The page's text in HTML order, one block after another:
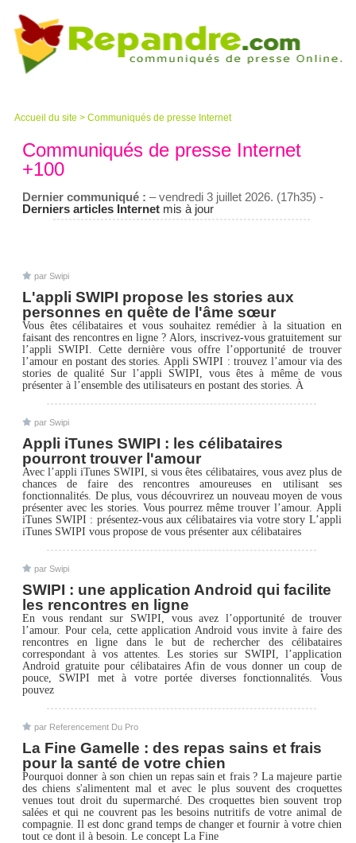
Accueil du site > Communiqués de presse Internet
Communiqués de presse Internet
+100
Dernier communiqué : – vendredi 3 juillet 2026. (17h35) -
Derniers articles Internet mis à jour
par Swipi
L'appli SWIPI propose les stories aux
personnes en quête de l'âme sœur
Vous êtes célibataires et vous souhaitez remédier à la situation en
faisant des rencontres en ligne ? Alors, inscrivez-vous gratuitement sur
l’appli SWIPI. Cette dernière vous offre l’opportunité de trouver
l’amour en postant des stories. Appli SWIPI : trouvez l’amour via des
stories de qualité Sur l’appli SWIPI, vous êtes à même de vous
présenter à l’ensemble des utilisateurs en postant des stories. À
par Swipi
Appli iTunes SWIPI : les célibataires
pourront trouver l'amour
Avec l’appli iTunes SWIPI, si vous êtes célibataires, vous avez plus de
chances de faire des rencontres amoureuses en utilisant ses
fonctionnalités. De plus, vous découvrirez un nouveau moyen de vous
présenter avec les stories. Vous pourrez même trouver l’amour. Appli
iTunes SWIPI : présentez-vous aux célibataires via votre story L’appli
iTunes SWIPI vous propose de vous présenter aux célibataires
par Swipi
SWIPI : une application Android qui facilite
les rencontres en ligne
En vous rendant sur SWIPI, vous avez l’opportunité de trouver
l’amour. Pour cela, cette application Android vous invite à faire des
rencontres en ligne dans le but de rechercher des célibataires
correspondant à vos attentes. Les stories sur SWIPI, l’application
Android gratuite pour célibataires Afin de vous donner un coup de
pouce, SWIPI met à votre portée diverses fonctionnalités. Vous
pouvez
par Referencement Du Pro
La Fine Gamelle : des repas sains et frais
pour la santé de votre chien
Pourquoi donner à son chien un repas sain et frais ? La majeure partie
des chiens s'alimentent mal et avec le plus souvent des croquettes
venues tout droit du supermarché. Des croquettes bien souvent trop
salées et qui ne couvrent pas les besoins nutritifs de votre animal de
compagnie. Il est donc grand temps de changer et fournir à votre chien
tout ce dont il à besoin. Le concept La Fine